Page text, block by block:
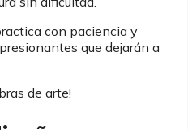
con paciencia y
que dejarán a
de arte!